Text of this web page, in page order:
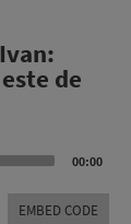
de
00:00
EMBED CODE